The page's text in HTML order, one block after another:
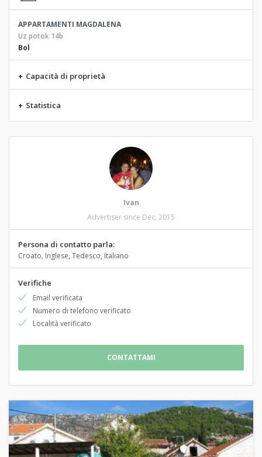
APPARTAMENTI MAGDALENA
Uz potok 14b
Bol
+ Capacità di proprietà
+ Statistica
Ivan
Advertiser since Dec, 2015
Persona di contatto parla:
Croato, Inglese, Tedesco, Italiano
Verifiche
Email verificata
Numero di telefono verificato
Località verificato
CONTATTAMI